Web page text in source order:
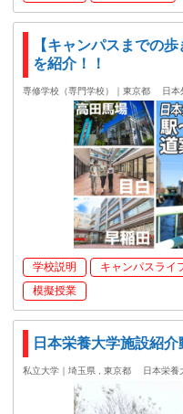
【キャンパスまでの
を紹介！！
専修学校（専門学校）｜東京都 日本
学校説明 キャンパスライ
模擬授業
日本栄養大学施設紹介
私立大学｜埼玉県 , 東京都 日本栄養